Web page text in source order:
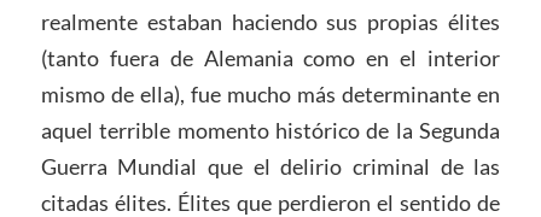
realmente estaban haciendo sus propias élites
(tanto fuera de Alemania como en el interior
mismo de ella), fue mucho más determinante en
aquel terrible momento histórico de la Segunda
Guerra Mundial que el delirio criminal de las
citadas élites. Élites que perdieron el sentido de